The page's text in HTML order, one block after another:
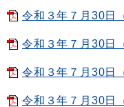
令和３年７月30日
令和３年７月30日
令和３年７月30日
令和３年７月30日